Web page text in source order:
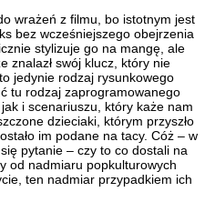
wrażeń z filmu, bo istotnym jest
bez wcześniejszego obejrzenia
stylizuje go na mangę, ale
znalazł swój klucz, który nie
jedynie rodzaj rysunkowego
tu rodzaj zaprogramowanego
i scenariuszu, który każe nam
dzieciaki, którym przyszło
im podane na tacy. Cóż – w
pytanie – czy to co dostali na
od nadmiaru popkulturowych
ten nadmiar przypadkiem ich